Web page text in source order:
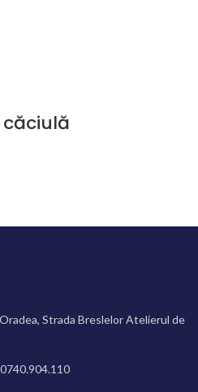
Strada Breslelor Atelierul de